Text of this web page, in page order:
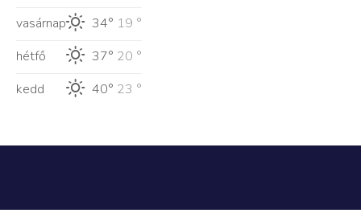
vasárnap
34° 19 °
hétfő
37° 20 °
kedd
40° 23 °